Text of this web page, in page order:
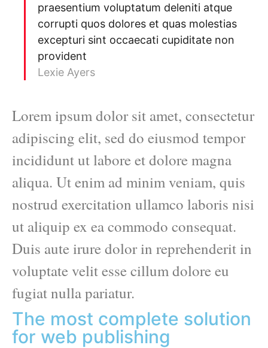
praesentium voluptatum deleniti atque
corrupti quos dolores et quas molestias
excepturi sint occaecati cupiditate non
provident
Lexie Ayers
Lorem ipsum dolor sit amet, consectetur
adipiscing elit, sed do eiusmod tempor
incididunt ut labore et dolore magna
aliqua. Ut enim ad minim veniam, quis
nostrud exercitation ullamco laboris nisi
ut aliquip ex ea commodo consequat.
Duis aute irure dolor in reprehenderit in
voluptate velit esse cillum dolore eu
fugiat nulla pariatur.
The most complete solution
for web publishing